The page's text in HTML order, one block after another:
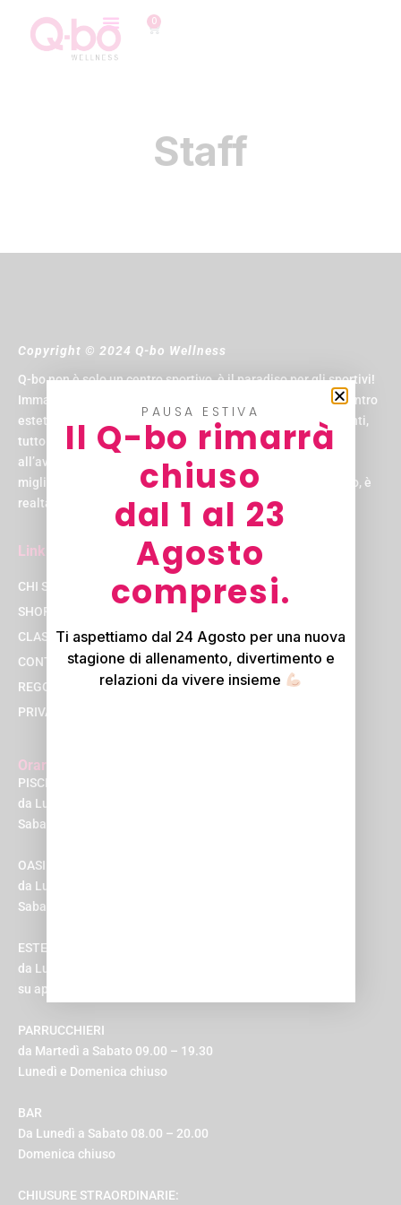
0
Staff
Copyright © 2024 Q-bo Wellness
Q-bo non è solo un centro sportivo, è il paradiso per gli sportivi!
Immagina di avere una piscina, una palestra, una spa, un centro
estetico, un centro medico, un parrucchiere e una zona eventi,
tutto sotto lo stesso tetto. E non un tetto qualsiasi, ma uno
all’avanguardia, progettato per rendere la tua esperienza la
migliore possibile. Suona come un sogno, vero? Beh, al Q-bo, è
realtà!
Link
CHI SIAMO
SHOP
CLASSI
CONTATTACI
REGOLAMENTI
PRIVACY POLICY
Orari
PISCINA E PALESTRA
da Lunedì a Venerdì 08.00 – 22.00
Sabato, Domenica e Festivi 09.00 – 20.00
OASI BENESSERE
da Lunedì a Venerdì 09.30 – 21.30
Sabato, Domenica e Festivi 10.00 – 20.00
ESTETICA e MEDICAL
da Lunedì a Domenica 10.00 – 20.00
su appuntamento
PARRUCCHIERI
da Martedì a Sabato 09.00 – 19.30
Lunedì e Domenica chiuso
BAR
Da Lunedì a Sabato 08.00 – 20.00
Domenica chiuso
CHIUSURE STRAORDINARIE:
PAUSA ESTIVA
Il Q-bo rimarrà
chiuso
dal 1 al 23
Agosto
compresi.
Ti aspettiamo dal 24 Agosto per una nuova
stagione di allenamento, divertimento e
relazioni da vivere insieme